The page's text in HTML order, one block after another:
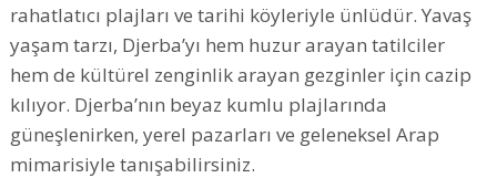
rahatlatıcı plajları ve tarihi köyleriyle ünlüdür. Yavaş
yaşam tarzı, Djerba’yı hem huzur arayan tatilciler
hem de kültürel zenginlik arayan gezginler için cazip
kılıyor. Djerba’nın beyaz kumlu plajlarında
güneşlenirken, yerel pazarları ve geleneksel Arap
mimarisiyle tanışabilirsiniz.